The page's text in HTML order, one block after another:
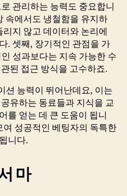
관리하는 능력도 중요합니
속에서도 냉철함을 유지하
지 않고 데이터와 논리에
. 셋째, 장기적인 관점을 가
성과보다는 지속 가능한 수
된 접근 방식을 고수하죠.
션 능력이 뛰어난데요, 이는
유하는 동료들과 지식을 교
를 얻는 데 큰 도움이 됩니
성공적인 베팅자의 독특한
니다.
마